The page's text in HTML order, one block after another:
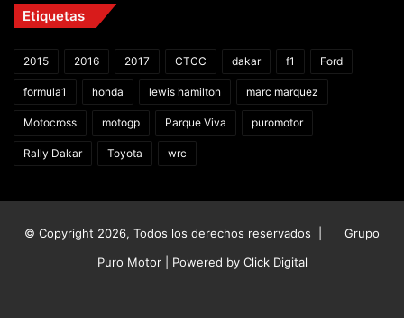
Etiquetas
2015 2016 2017 CTCC dakar f1 Ford
formula1 honda lewis hamilton marc marquez
Motocross motogp Parque Viva puromotor
Rally Dakar Toyota wrc
© Copyright 2026, Todos los derechos reservados |
Grupo
Puro Motor | Powered by Click Digital